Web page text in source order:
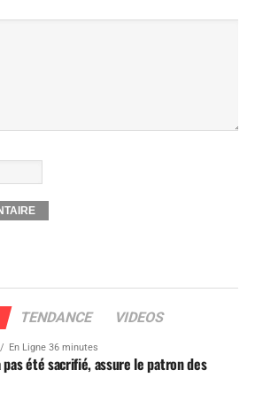
TENDANCE VIDEOS
En Ligne 36 minutes
pas été sacrifié, assure le patron des